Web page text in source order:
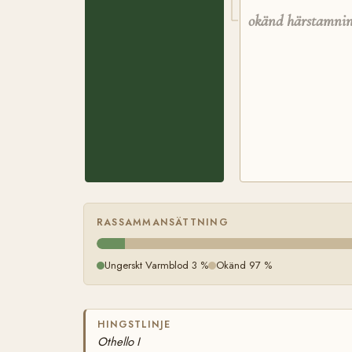
okänd
RASSAMMANSÄTTNING
Ungerskt Varmblod 3 % Okänd 97 %
HINGSTLINJE
Othello I